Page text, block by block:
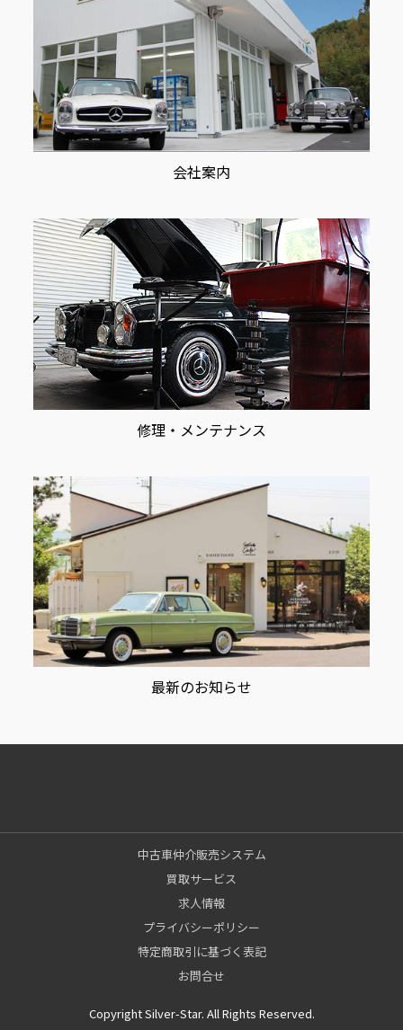
会社案内
修理・メンテナンス
最新のお知らせ
中古車仲介販売システム
買取サービス
求人情報
プライバシーポリシー
特定商取引に基づく表記
お問合せ
Copyright Silver-Star. All Rights Reserved.